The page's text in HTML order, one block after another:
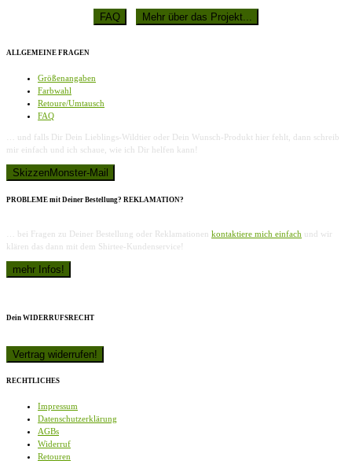
ALLGEMEINE FRAGEN
Größenangaben
Farbwahl
Retoure/Umtausch
FAQ
… und falls Dir Dein Lieblings-Wildtier oder Dein Wunsch-Produkt hier fehlt, dann schreib
mir einfach und ich schaue, wie ich Dir helfen kann!
PROBLEME mit Deiner Bestellung? REKLAMATION?
… bei Fragen zu Deiner Bestellung oder Reklamationen kontaktiere mich einfach und wir
klären das dann mit dem Shirtee-Kundenservice!
Dein WIDERRUFSRECHT
RECHTLICHES
Impressum
Datenschutzerklärung
AGBs
Widerruf
Retouren